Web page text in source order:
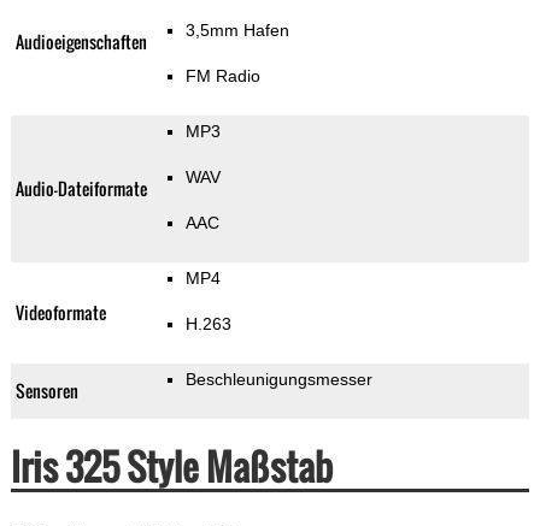
Audioeigenschaften 3,5mm Hafen
FM Radio
Audio-Dateiformate
MP3
WAV
AAC
Videoformate
MP4
H.263
Sensoren Beschleunigungsmesser
Iris 325 Style Maßstab